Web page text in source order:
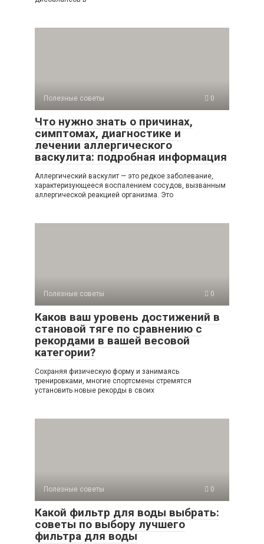
Полезные советы 0
Что нужно знать о причинах,
симптомах, диагностике и
лечении аллергического
васкулита: подробная информация
Аллергический васкулит — это редкое заболевание,
характеризующееся воспалением сосудов, вызванным
аллергической реакцией организма. Это
Полезные советы 0
Каков ваш уровень достижений в
становой тяге по сравнению с
рекордами в вашей весовой
категории?
Сохраняя физическую форму и занимаясь
тренировками, многие спортсмены стремятся
установить новые рекорды в своих
Полезные советы 0
Какой фильтр для воды выбрать:
советы по выбору лучшего
фильтра для воды